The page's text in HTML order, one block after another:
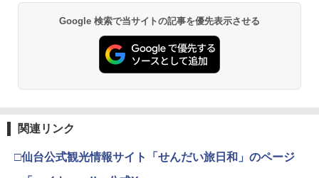
Google 検索で当サイトの記事を優先表示させる
関連リンク
□仙台公式観光情報サイト「せんだい旅日和」のページ